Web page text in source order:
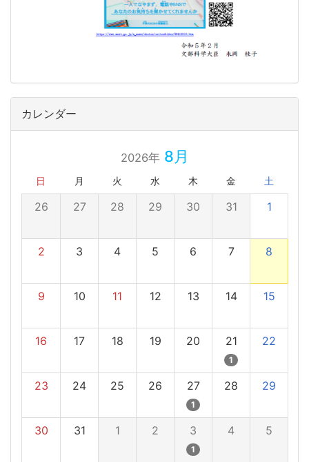
カレンダー
2026年8月
日 月 火 水 木 金 土
26 27 28 29 30 31 1
2 3 4 5 6 7 8
9 10 11 12 13 14 15
16 17 18 19 20 21
1
22
23 24 25 26 27
1
28 29
30 31 1 2 3
1
4 5